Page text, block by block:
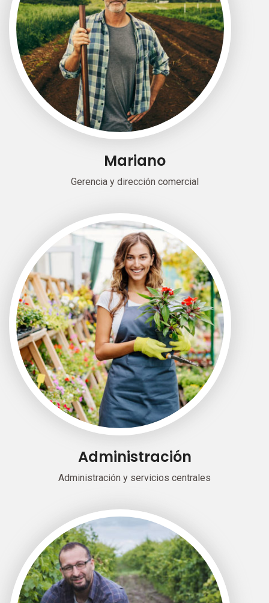
Mariano
Gerencia y dirección comercial
Administración
Administración y servicios centrales